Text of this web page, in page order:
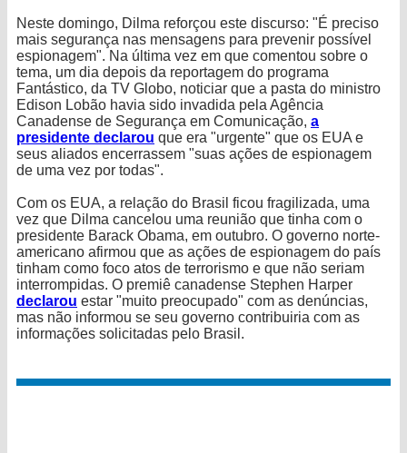
Neste domingo, Dilma reforçou este discurso: "É preciso
mais segurança nas mensagens para prevenir possível
espionagem". Na última vez em que comentou sobre o
tema, um dia depois da reportagem do programa
Fantástico, da TV Globo, noticiar que a pasta do ministro
Edison Lobão havia sido invadida pela Agência
Canadense de Segurança em Comunicação, a
presidente declarou que era "urgente" que os EUA e
seus aliados encerrassem "suas ações de espionagem
de uma vez por todas".
Com os EUA, a relação do Brasil ficou fragilizada, uma
vez que Dilma cancelou uma reunião que tinha com o
presidente Barack Obama, em outubro. O governo norte-
americano afirmou que as ações de espionagem do país
tinham como foco atos de terrorismo e que não seriam
interrompidas. O premiê canadense Stephen Harper
declarou estar "muito preocupado" com as denúncias,
mas não informou se seu governo contribuiria com as
informações solicitadas pelo Brasil.